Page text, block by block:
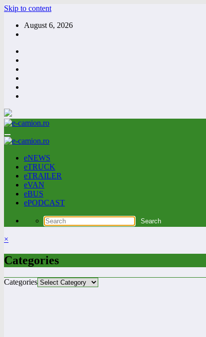
Skip to content
August 6, 2026
eNEWS
eTRUCK
eTRAILER
eVAN
eBUS
ePODCAST
×
Categories
Categories